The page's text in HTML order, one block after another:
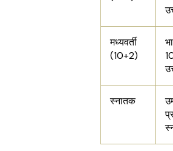
मध्यवर्ती
(10+2)
स्नातक